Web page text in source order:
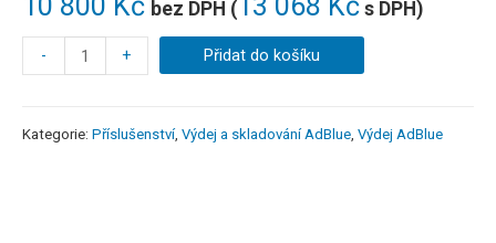
bez DPH ( s DPH)
- + Přidat do košíku
Kategorie: Příslušenství, Výdej a skladování AdBlue Výdej AdBlue